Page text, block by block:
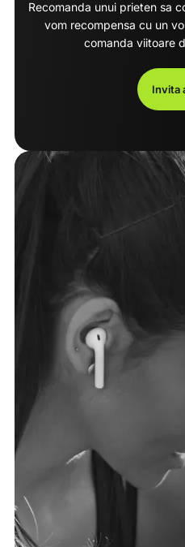
Recomanda unui prieten sa
vom recompensa cu un
comanda viitoare
Invita